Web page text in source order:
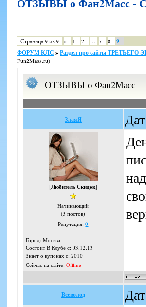
Страница9из9 « 1 2 … 7 8
9
ФОРУМ КЛС »Раздел про сайты
Fun2Mass.ru)
ОТЗЫВЫ о Фан2Масс
ЗлаяЯ
[Любитель Скидок]
Начинающий
(3 постов)
Репутация:0
Город: Москва
Состоит В Клубе с: 03.12.13
Знает о купонах с: 2010
Сейчас на сайте: Offline
Всеволод